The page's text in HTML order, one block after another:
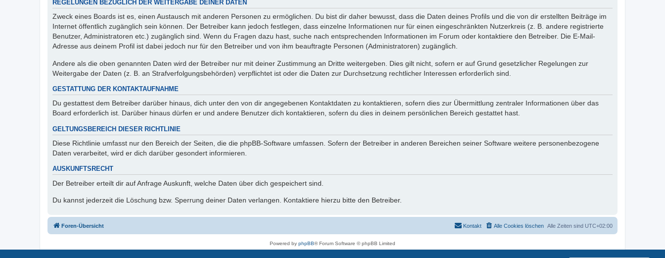
REGELUNGEN BEZÜGLICH DER WEITERGABE DEINER DATEN
Zweck eines Boards ist es, einen Austausch mit anderen Personen zu ermöglichen. Du bist dir daher bewusst, dass die Daten deines Profils und die von dir erstellten Beiträge im
Internet öffentlich zugänglich sein können. Der Betreiber kann jedoch festlegen, dass einzelne Informationen nur für einen eingeschränkten Nutzerkreis (z. B. andere registrierte
Benutzer, Administratoren etc.) zugänglich sind. Wenn du Fragen dazu hast, suche nach entsprechenden Informationen im Forum oder kontaktiere den Betreiber. Die E-Mail-
Adresse aus deinem Profil ist dabei jedoch nur für den Betreiber und von ihm beauftragte Personen (Administratoren) zugänglich.
Andere als die oben genannten Daten wird der Betreiber nur mit deiner Zustimmung an Dritte weitergeben. Dies gilt nicht, sofern er auf Grund gesetzlicher Regelungen zur
Weitergabe der Daten (z. B. an Strafverfolgungsbehörden) verpflichtet ist oder die Daten zur Durchsetzung rechtlicher Interessen erforderlich sind.
GESTATTUNG DER KONTAKTAUFNAHME
Du gestattest dem Betreiber darüber hinaus, dich unter den von dir angegebenen Kontaktdaten zu kontaktieren, sofern dies zur Übermittlung zentraler Informationen über das
Board erforderlich ist. Darüber hinaus dürfen er und andere Benutzer dich kontaktieren, sofern du dies in deinem persönlichen Bereich gestattet hast.
GELTUNGSBEREICH DIESER RICHTLINIE
Diese Richtlinie umfasst nur den Bereich der Seiten, die die phpBB-Software umfassen. Sofern der Betreiber in anderen Bereichen seiner Software weitere personenbezogene
Daten verarbeitet, wird er dich darüber gesondert informieren.
AUSKUNFTSRECHT
Der Betreiber erteilt dir auf Anfrage Auskunft, welche Daten über dich gespeichert sind.
Du kannst jederzeit die Löschung bzw. Sperrung deiner Daten verlangen. Kontaktiere hierzu bitte den Betreiber.
Foren-Übersicht Alle Zeiten sind UTC+02:00
Alle Cookies löschen
Kontakt
Powered by phpBB® Forum Software © phpBB Limited